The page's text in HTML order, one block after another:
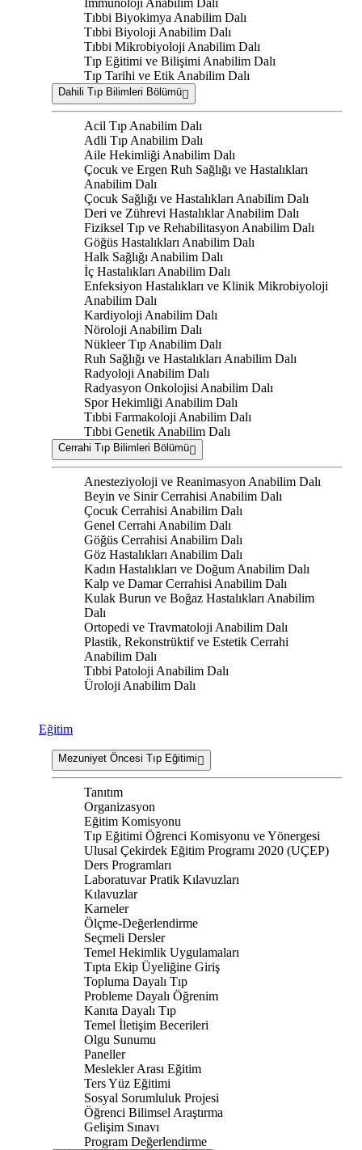
İmmünoloji Anabilim Dalı
Tıbbi Biyokimya Anabilim Dalı
Tıbbi Biyoloji Anabilim Dalı
Tıbbi Mikrobiyoloji Anabilim Dalı
Tıp Eğitimi ve Bilişimi Anabilim Dalı
Tıp Tarihi ve Etik Anabilim Dalı
Dahili Tıp Bilimleri Bölümü
Acil Tıp Anabilim Dalı
Adli Tıp Anabilim Dalı
Aile Hekimliği Anabilim Dalı
Çocuk ve Ergen Ruh Sağlığı ve Hastalıkları
Anabilim Dalı
Çocuk Sağlığı ve Hastalıkları Anabilim Dalı
Deri ve Zührevi Hastalıklar Anabilim Dalı
Fiziksel Tıp ve Rehabilitasyon Anabilim Dalı
Göğüs Hastalıkları Anabilim Dalı
Halk Sağlığı Anabilim Dalı
İç Hastalıkları Anabilim Dalı
Enfeksiyon Hastalıkları ve Klinik Mikrobiyoloji
Anabilim Dalı
Kardiyoloji Anabilim Dalı
Nöroloji Anabilim Dalı
Nükleer Tıp Anabilim Dalı
Ruh Sağlığı ve Hastalıkları Anabilim Dalı
Radyoloji Anabilim Dalı
Radyasyon Onkolojisi Anabilim Dalı
Spor Hekimliği Anabilim Dalı
Tıbbi Farmakoloji Anabilim Dalı
Tıbbi Genetik Anabilim Dalı
Cerrahi Tıp Bilimleri Bölümü
Anesteziyoloji ve Reanimasyon Anabilim Dalı
Beyin ve Sinir Cerrahisi Anabilim Dalı
Çocuk Cerrahisi Anabilim Dalı
Genel Cerrahi Anabilim Dalı
Göğüs Cerrahisi Anabilim Dalı
Göz Hastalıkları Anabilim Dalı
Kadın Hastalıkları ve Doğum Anabilim Dalı
Kalp ve Damar Cerrahisi Anabilim Dalı
Kulak Burun ve Boğaz Hastalıkları Anabilim
Dalı
Ortopedi ve Travmatoloji Anabilim Dalı
Plastik, Rekonstrüktif ve Estetik Cerrahi
Anabilim Dalı
Tıbbi Patoloji Anabilim Dalı
Üroloji Anabilim Dalı
Eğitim
Mezuniyet Öncesi Tıp Eğitimi
Tanıtım
Organizasyon
Eğitim Komisyonu
Tıp Eğitimi Öğrenci Komisyonu ve Yönergesi
Ulusal Çekirdek Eğitim Programı 2020 (UÇEP)
Ders Programları
Laboratuvar Pratik Kılavuzları
Kılavuzlar
Karneler
Ölçme-Değerlendirme
Seçmeli Dersler
Temel Hekimlik Uygulamaları
Tıpta Ekip Üyeliğine Giriş
Topluma Dayalı Tıp
Probleme Dayalı Öğrenim
Kanıta Dayalı Tıp
Temel İletişim Becerileri
Olgu Sunumu
Paneller
Meslekler Arası Eğitim
Ters Yüz Eğitimi
Sosyal Sorumluluk Projesi
Öğrenci Bilimsel Araştırma
Gelişim Sınavı
Program Değerlendirme